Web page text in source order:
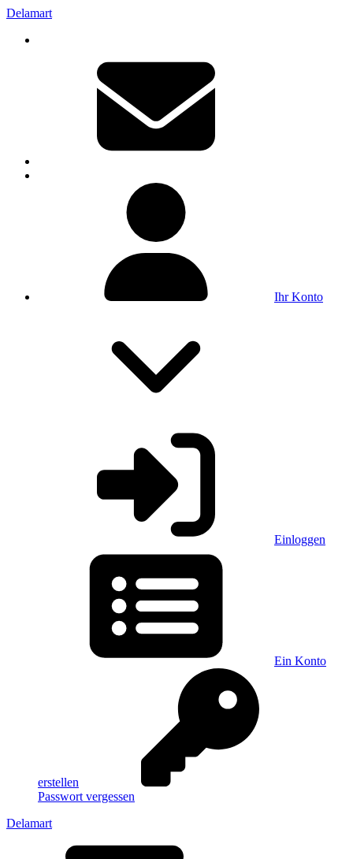
Delamart
Ihr Konto
Einloggen
Ein Konto
erstellen
Passwort vergessen
Delamart